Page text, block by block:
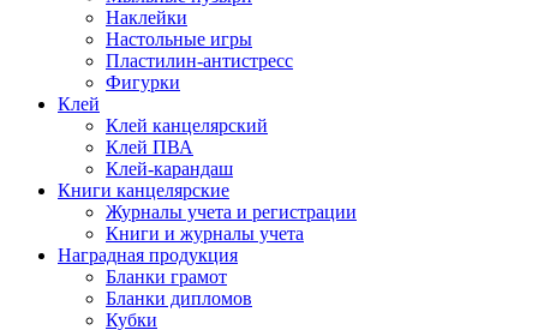
Наклейки
Настольные игры
Пластилин-антистресс
Фигурки
Клей
Клей канцелярский
Клей ПВА
Клей-карандаш
Книги канцелярские
Журналы учета и регистрации
Книги и журналы учета
Наградная продукция
Бланки грамот
Бланки дипломов
Кубки